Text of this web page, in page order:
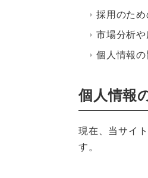
採用のた
市場分析
個人情報
個人情報
現在、当サイ
す。